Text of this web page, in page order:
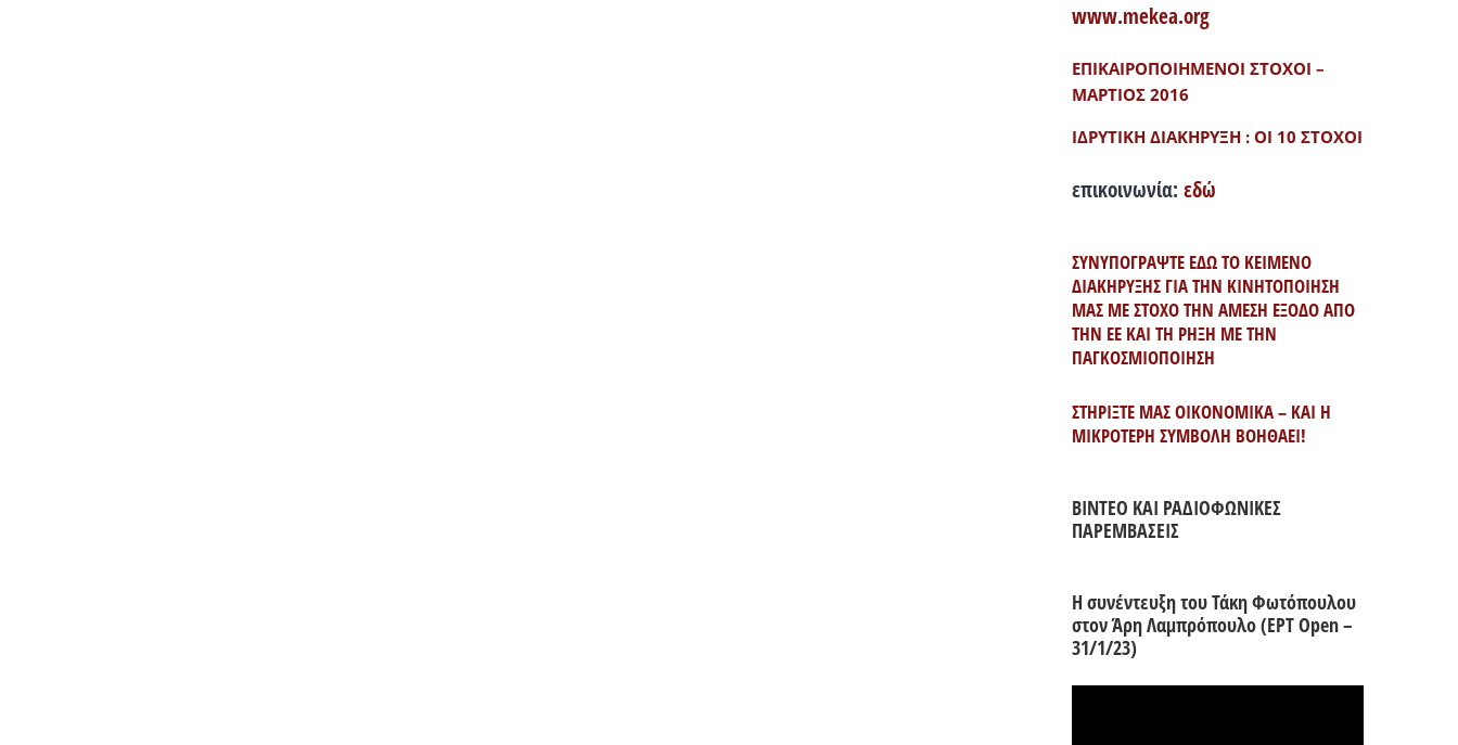
www.mekea.org
ΕΠΙΚΑΙΡΟΠΟΙΗΜΕΝΟΙ ΣΤΟΧΟΙ –
ΜΑΡΤΙΟΣ 2016
ΙΔΡΥΤΙΚΗ ΔΙΑΚΗΡΥΞΗ : ΟΙ 10 ΣΤΟΧΟΙ
επικοινωνία: εδώ
ΣΥΝΥΠΟΓΡΑΨΤΕ ΕΔΩ ΤΟ ΚΕΙΜΕΝΟ
ΔΙΑΚΗΡΥΞΗΣ ΓΙΑ ΤΗΝ ΚΙΝΗΤΟΠΟΙΗΣΗ
ΜΑΣ ΜΕ ΣΤΟΧΟ ΤΗΝ ΑΜΕΣΗ ΕΞΟΔΟ ΑΠΟ
ΤΗΝ ΕΕ ΚΑΙ ΤΗ ΡΗΞΗ ΜΕ ΤΗΝ
ΠΑΓΚΟΣΜΙΟΠΟΙΗΣΗ
ΣΤΗΡΙΞΤΕ ΜΑΣ ΟΙΚΟΝΟΜΙΚΑ – ΚΑΙ Η
ΜΙΚΡΟΤΕΡΗ ΣΥΜΒΟΛΗ ΒΟΗΘΑΕΙ!
ΒΙΝΤΕΟ ΚΑΙ ΡΑΔΙΟΦΩΝΙΚΕΣ
ΠΑΡΕΜΒΑΣΕΙΣ
Η συνέντευξη του Τάκη Φωτόπουλου
στον Άρη Λαμπρόπουλο (ΕΡΤ Open –
31/1/23)